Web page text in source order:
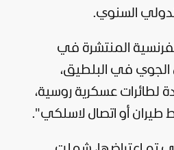
السنوي.
المنتشرة في
الجوي في البلطيق،
لطائرات عسكرية روسية،
أو اتصال لاسلكي".